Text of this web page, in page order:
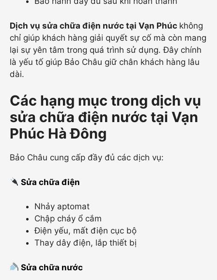
Dịch vụ sửa chữa điện nước tại Vạn Phúc không
chỉ giúp khách hàng giải quyết sự cố mà còn mang
lại sự yên tâm trong quá trình sử dụng. Đây chính
là yếu tố giúp Bảo Châu giữ chân khách hàng lâu
dài.
Các hạng mục trong dịch vụ
sửa chữa điện nước tại Vạn
Phúc Hà Đông
Bảo Châu cung cấp đầy đủ các dịch vụ:
Sửa chữa điện
Nhảy aptomat
Chập cháy ổ cắm
Điện yếu, mất điện cục bộ
Thay dây điện, lắp thiết bị
Sửa chữa nước